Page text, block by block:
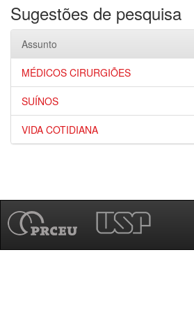
Sugestões de pesquisa
Assunto
MÉDICOS CIRURGIÕES
SUÍNOS
VIDA COTIDIANA